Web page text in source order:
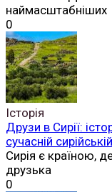
наймасштабніших
0
Історія
Друзи в Сирії:
сучасній
Сирія є країною,
друзька
0